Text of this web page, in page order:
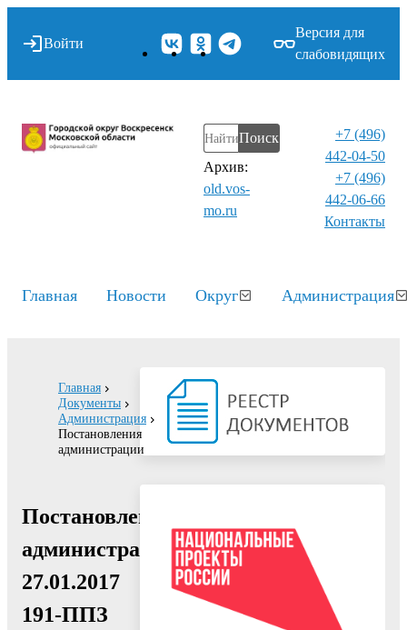
Войти
Версия для
слабовидящих
Поиск
Архив:
old.vos-
mo.ru
+7 (496)
442-04-50
+7 (496)
442-06-66
Контакты⁠
Главная Новости Округ Администрация
Главная
Документы
Администрация
Постановления
администрации
Постановление
администрации
27.01.2017
191-ППЗ